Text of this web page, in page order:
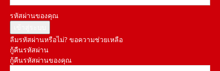
รหัสผ่านของคุณ
ลืมรหัสผ่านหรือไม่? ขอความช่วยเหลือ
กู้คืนรหัสผ่าน
กู้คืนรหัสผ่านของคุณ